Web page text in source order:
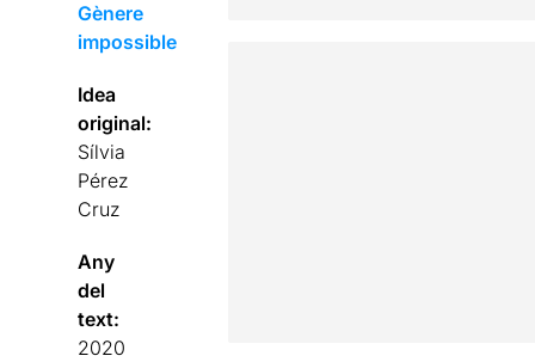
Gènere
impossible
Idea
original:
Sílvia
Pérez
Cruz
Any
del
text:
2020